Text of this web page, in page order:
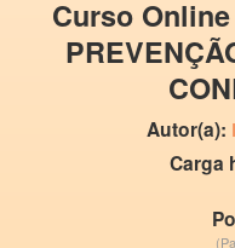
Curso
Autor(a):
Carga